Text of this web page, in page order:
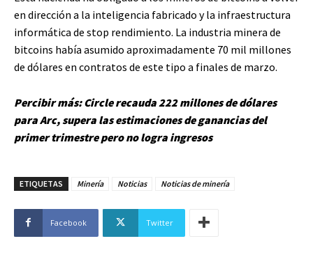
en dirección a la inteligencia fabricado y la infraestructura
informática de stop rendimiento. La industria minera de
bitcoins había asumido aproximadamente 70 mil millones
de dólares en contratos de este tipo a finales de marzo.
Percibir más: Circle recauda 222 millones de dólares
para Arc, supera las estimaciones de ganancias del
primer trimestre pero no logra ingresos
ETIQUETAS Minería Noticias Noticias de minería
Facebook Twitter